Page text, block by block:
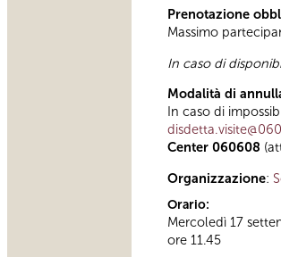
Prenotazione
Massimo
In caso di
Modalità di
In caso di
Center 060608
Organizzazione:
Orario:
Mercoledì 17
ore 11.45